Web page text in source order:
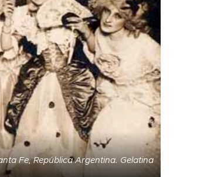
Fe, República Argentina. Gelatina